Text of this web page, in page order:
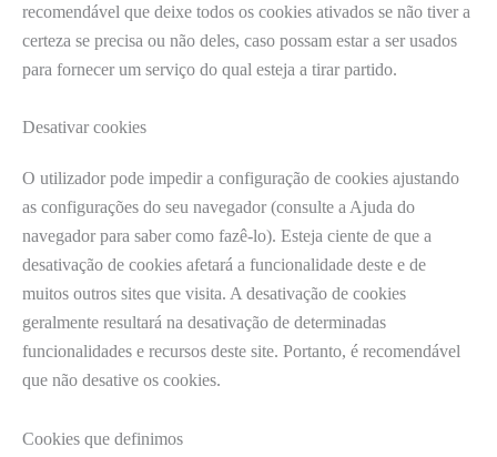
recomendável que deixe todos os cookies ativados se não tiver a
certeza se precisa ou não deles, caso possam estar a ser usados ​​
para fornecer um serviço do qual esteja a tirar partido.
Desativar cookies
O utilizador pode impedir a configuração de cookies ajustando
as configurações do seu navegador (consulte a Ajuda do
navegador para saber como fazê-lo). Esteja ciente de que a
desativação de cookies afetará a funcionalidade deste e de
muitos outros sites que visita. A desativação de cookies
geralmente resultará na desativação de determinadas
funcionalidades e recursos deste site. Portanto, é recomendável
que não desative os cookies.
Cookies que definimos